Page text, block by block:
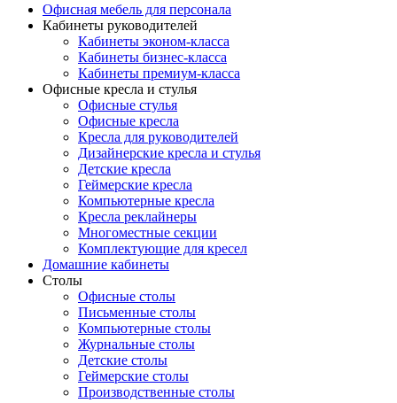
Офисная мебель для персонала
Кабинеты руководителей
Кабинеты эконом-класса
Кабинеты бизнес-класса
Кабинеты премиум-класса
Офисные кресла и стулья
Офисные стулья
Офисные кресла
Кресла для руководителей
Дизайнерские кресла и стулья
Детские кресла
Геймерские кресла
Компьютерные кресла
Кресла реклайнеры
Многоместные секции
Комплектующие для кресел
Домашние кабинеты
Столы
Офисные столы
Письменные столы
Компьютерные столы
Журнальные столы
Детские столы
Геймерские столы
Производственные столы